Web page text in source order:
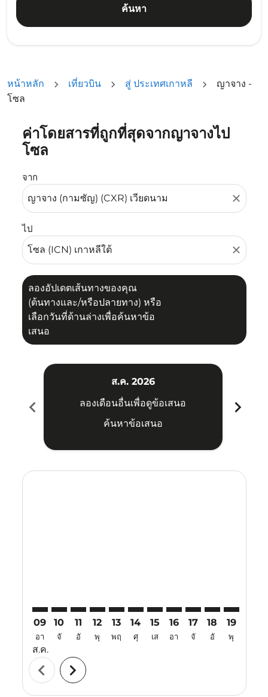
ค้นหา
หน้าหลัก เที่ยวบิน สู่ ประเทศเกาหลี
ญาจาง -
โซล
ค่าโดยสารที่ถูกที่สุดจากญาจางไป
โซล
จาก
close
ไป
close
ลองอัปเดตเส้นทางของคุณ
(ต้นทางและ/หรือปลายทาง) หรือ
เลือกวันที่ด้านล่างเพื่อค้นหาข้อ
เสนอ
ลองอัปเดตเส้นทางของคุณ (ต้นทางและ/หรือปลายทาง) หรื
chevron_left
ส.ค. 2026
ลองเดือนอื่นเพื่อดูข้อเสนอ
ค้นหาข้อเสนอ
chevron_right
09
อา
ส.ค.
10
จั
11
อั
12
พุ
13
พฤ
14
ศุ
15
เส
16
อา
17
จั
18
อั
19
พุ
chevron_left chevron_right